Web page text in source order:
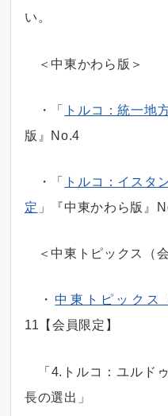
い。
＜中東かわら版＞
・「 トルコ：統一地
版』No.4
・「 トルコ：イスタ
定 」『中東かわら版』
＜中東トピックス（
・中東トピックス
11【会員限定】
「4.トルコ：ユルド
長の選出」